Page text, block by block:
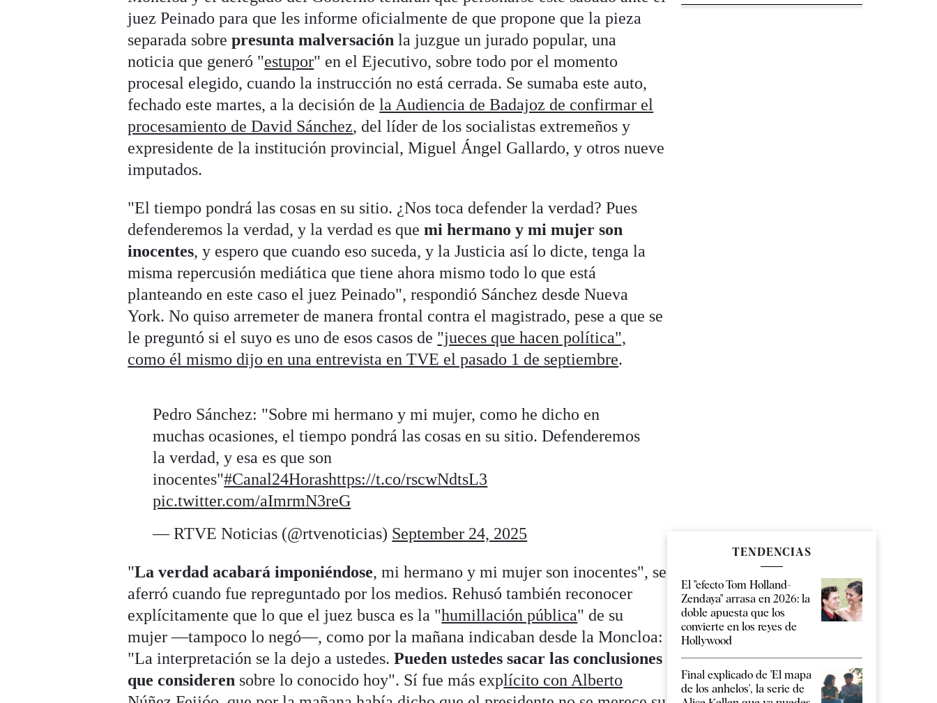
juez Peinado para que les informe oficialmente de que propone que la pieza
separada sobrepresunta malversación la juzgue un jurado popular, una
noticia que generó "estupor" en el Ejecutivo, sobre todo por el momento
procesal elegido, cuando la instrucción no está cerrada. Se sumaba este auto,
fechado este martes, a la decisión dela Audiencia de Badajoz de confirmar el
procesamiento de David Sánchez, del líder de los socialistas extremeños y
expresidente de la institución provincial, Miguel Ángel Gallardo, y otros nueve
imputados.
"El tiempo pondrá las cosas en su sitio. ¿Nos toca defender la verdad? Pues
defenderemos la verdad, y la verdad es quemi hermano y mi mujer son
inocentes, y espero que cuando eso suceda, y la Justicia así lo dicte, tenga la
misma repercusión mediática que tiene ahora mismo todo lo que está
planteando en este caso el juez Peinado", respondió Sánchez desde Nueva
York. No quiso arremeter de manera frontal contra el magistrado, pese a que se
le preguntó si el suyo es uno de esos casos de "jueces que hacen política",
como él mismo dijo en una entrevista en TVE el pasado 1 de septiembre.
Pedro Sánchez: "Sobre mi hermano y mi mujer, como he dicho en
muchas ocasiones, el tiempo pondrá las cosas en su sitio. Defenderemos
la verdad, y esa es que son
inocentes"#Canal24Horashttps://t.co/rscwNdtsL3
pic.twitter.com/aImrmN3reG
— RTVE Noticias (@rtvenoticias) September 24, 2025
"La verdad acabará imponiéndose, mi hermano y mi mujer son inocentes", se
aferró cuando fue repreguntado por los medios. Rehusó también reconocer
explícitamente que lo que el juez busca es la "humillación pública" de su
mujer —tampoco lo negó—, como por la mañana indicaban desde la Moncloa:
"La interpretación se la dejo a ustedes.Pueden ustedes sacar las conclusiones
que consideren sobre lo conocido hoy". Sí fue más explícito con Alberto
TENDENCIAS
El "efecto Tom Holland-
Zendaya" arrasa en 2026: la
doble apuesta que los
convierte en los reyes de
Hollywood
Final explicado de 'El mapa
de los anhelos', la serie de